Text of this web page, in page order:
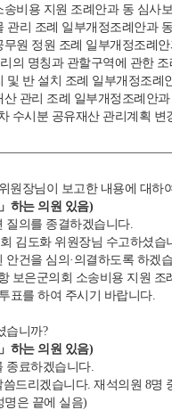
송비용 지원 조례안과 동 심사
관리 조례 일부개정조례안과
무원 정원 조례 일부개정조례
리의 명칭과 관할구역에 관한
및 반 설치 조례 일부개정조례
산 관리 조례 일부개정조례안
수시분 공유재산 관리계획
원장님이 보고한 내용에 대하
하는 의원 있음)
질의를 종결하겠습니다.
김도화 위원장님 수고하셨습
안건을 심의·의결하도록 하겠
보은군의회 소송비용 지원
표를 하여 주시기 바랍니다.
습니까?
하는 의원 있음)
종료하겠습니다.
드리겠습니다. 재석의원 8명
은 끝에 실음)